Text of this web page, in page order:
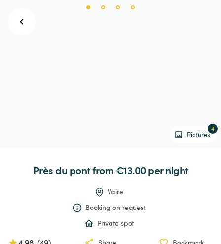
Pictures
4
Prèsdu pont from €13.00 per night
Vaire
Booking on request
Private spot